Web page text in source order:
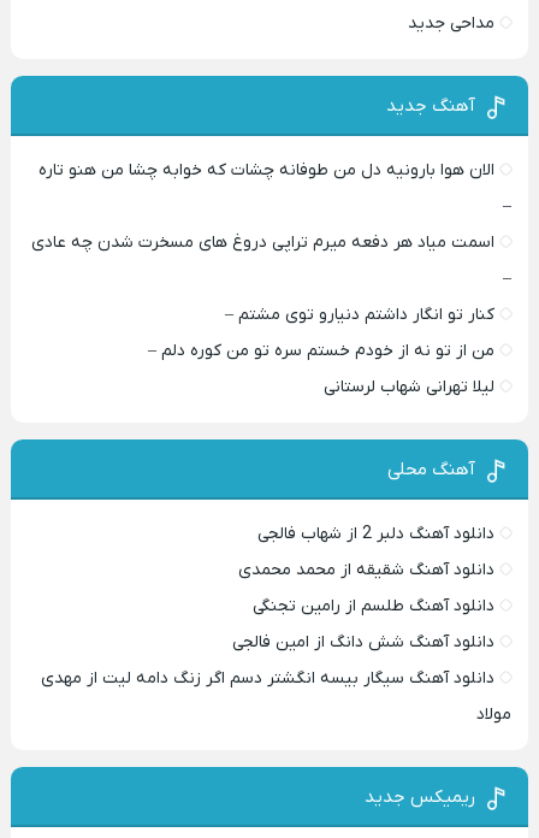
مداحی جدید
آهنگ جدید
الان هوا بارونیه دل من طوفانه چشات که خوابه چشا من هنو تاره
–
اسمت میاد هر دفعه میرم تراپی دروغ‌ های مسخرت شدن چه عادی
–
کنار تو انگار داشتم دنیارو توی مشتم –
من از تو نه از خودم خستم سره تو من کوره دلم –
لیلا تهرانی شهاب لرستانی
آهنگ محلی
دانلود آهنگ دلبر 2 از شهاب فالجی
دانلود آهنگ شقیقه از محمد محمدی
دانلود آهنگ طلسم از رامین تجنگی
دانلود آهنگ شش دانگ از امین فالجی
دانلود آهنگ سیگار بیسه انگشتر دسم اگر زنگ دامه لیت از مهدی
مولاد
ریمیکس جدید